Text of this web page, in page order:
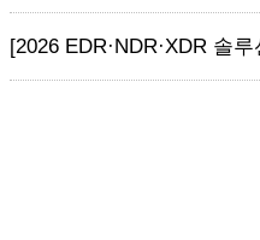
[2026 EDR·NDR·XDR 솔